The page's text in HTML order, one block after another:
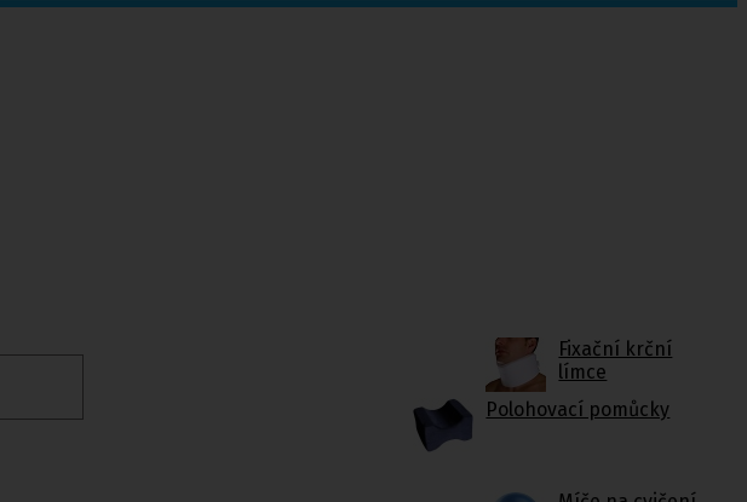
Fixační krční
límce
Polohovací pomůcky